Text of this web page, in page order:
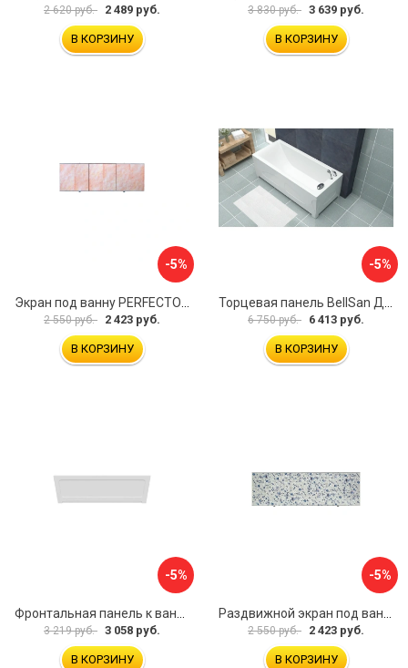
2 620 руб. 2 489 руб.
В КОРЗИНУ
3 830 руб. 3 639 руб.
В КОРЗИНУ
-5%
Экран под ванну PERFECTO LINEA 36-000157
2 550 руб. 2 423 руб.
В КОРЗИНУ
-5%
Торцевая панель BellSan Даниелла 4627171531049
6 750 руб. 6 413 руб.
В КОРЗИНУ
-5%
3 219 руб. 3 058 руб.
В КОРЗИНУ
-5%
2 550 руб. 2 423 руб.
В КОРЗИНУ